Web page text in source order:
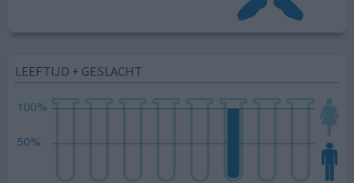
LEEFTIJD + GESLACHT